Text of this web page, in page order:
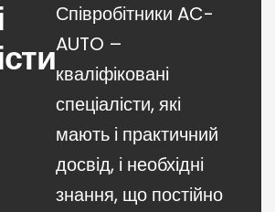
Співробітники AC-
AUTO –
кваліфіковані
спеціалісти, які
мають і практичний
досвід, і необхідні
знання, що постійно